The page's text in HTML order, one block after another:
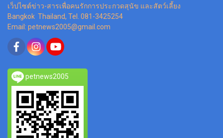
เว็ปไซต์ข่าว-สารเพื่อคนรักการประกวดสุนัข และสัตว์เลี้ยง
Bangkok Thailand, Tel. 081-3425254
Email: petnews2005@gmail.com
petnews2005